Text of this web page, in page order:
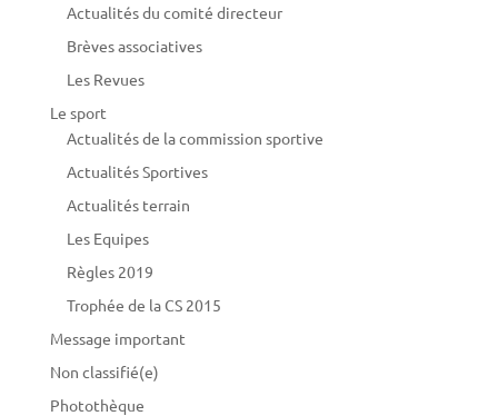
Actualités du comité directeur
Brèves associatives
Les Revues
Le sport
Actualités de la commission sportive
Actualités Sportives
Actualités terrain
Les Equipes
Règles 2019
Trophée de la CS 2015
Message important
Non classifié(e)
Photothèque